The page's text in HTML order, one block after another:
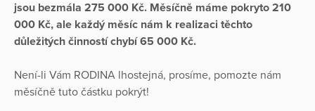
jsou bezmála 275 000 Kč. Měsíčně máme pokryto 210
000 Kč, ale každý měsíc nám k realizaci těchto
důležitých činností chybí 65 000 Kč.
Není-li Vám RODINA lhostejná, prosíme, pomozte nám
měsíčně tuto částku pokrýt!